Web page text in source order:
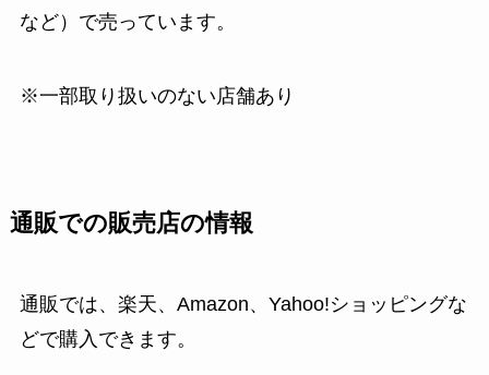
など）で売っています。
※一部取り扱いのない店舗あり
通販での販売店の情報
通販では、楽天、Amazon、Yahoo!ショッピングな
どで購入できます。